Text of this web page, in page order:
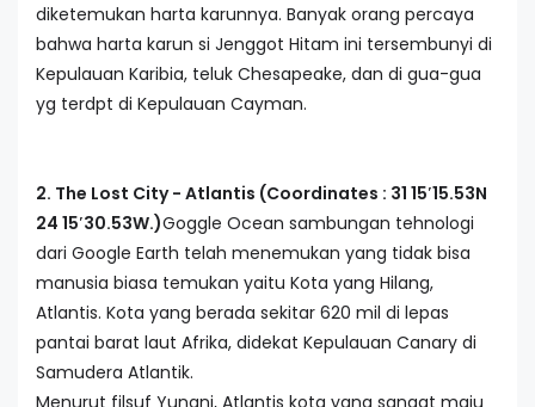
diketemukan harta karunnya. Banyak orang percaya
bahwa harta karun si Jenggot Hitam ini tersembunyi di
Kepulauan Karibia, teluk Chesapeake, dan di gua-gua
yg terdpt di Kepulauan Cayman.
2. The Lost City - Atlantis (Coordinates : 31 15′15.53N
24 15′30.53W.)Goggle Ocean sambungan tehnologi
dari Google Earth telah menemukan yang tidak bisa
manusia biasa temukan yaitu Kota yang Hilang,
Atlantis. Kota yang berada sekitar 620 mil di lepas
pantai barat laut Afrika, didekat Kepulauan Canary di
Samudera Atlantik.
Menurut filsuf Yunani, Atlantis kota yang sangat maju